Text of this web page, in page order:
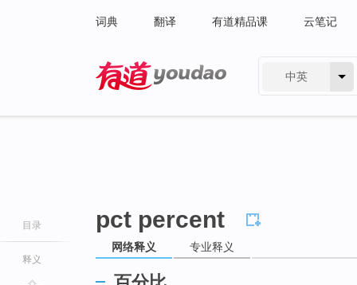
词典 翻译 有道精品课 云笔记
中英
目录
释义
pct percent
网络释义 专业释义